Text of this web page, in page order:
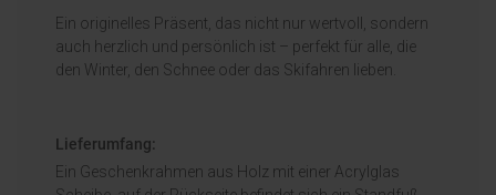
Ein originelles Präsent, das nicht nur wertvoll, sondern
auch herzlich und persönlich ist – perfekt für alle, die
den Winter, den Schnee oder das Skifahren lieben.
Lieferumfang:
Ein Geschenkrahmen aus Holz mit einer Acrylglas